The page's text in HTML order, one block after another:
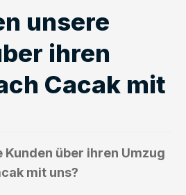
unsere
ihren
Cacak mit
Kunden über ihren Umzug
mit uns?